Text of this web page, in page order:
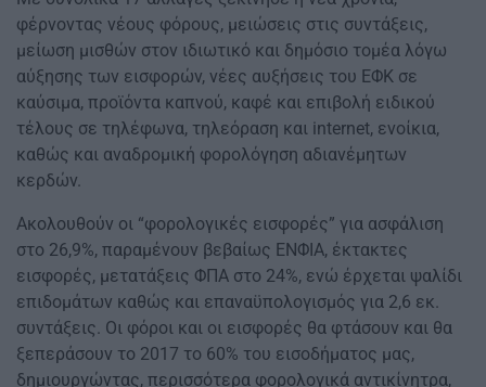
φέρνοντας νέους φόρους, μειώσεις στις συντάξεις,
μείωση μισθών στον ιδιωτικό και δημόσιο τομέα λόγω
αύξησης των εισφορών, νέες αυξήσεις του ΕΦΚ σε
καύσιμα, προϊόντα καπνού, καφέ και επιβολή ειδικού
τέλους σε τηλέφωνα, τηλεόραση και internet, ενοίκια,
καθώς και αναδρομική φορολόγηση αδιανέμητων
κερδών.
Ακολουθούν οι “φορολογικές εισφορές” για ασφάλιση
στο 26,9%, παραμένουν βεβαίως ΕΝΦΙΑ, έκτακτες
εισφορές, μετατάξεις ΦΠΑ στο 24%, ενώ έρχεται ψαλίδι
επιδομάτων καθώς και επαναϋπολογισμός για 2,6 εκ.
συντάξεις. Οι φόροι και οι εισφορές θα φτάσουν και θα
ξεπεράσουν το 2017 το 60% του εισοδήματος μας,
δημιουργώντας, περισσότερα φορολογικά αντικίνητρα,